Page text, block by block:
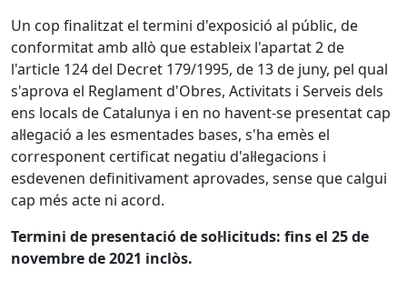
Un cop finalitzat el termini d'exposició al públic, de
conformitat amb allò que estableix l'apartat 2 de
l'article 124 del Decret 179/1995, de 13 de juny, pel qual
s'aprova el Reglament d'Obres, Activitats i Serveis dels
ens locals de Catalunya i en no havent-se presentat cap
al·legació a les esmentades bases, s'ha emès el
corresponent certificat negatiu d'al·legacions i
esdevenen definitivament aprovades, sense que calgui
cap més acte ni acord.
Termini de presentació de sol·licituds: fins el 25 de
novembre de 2021 inclòs.